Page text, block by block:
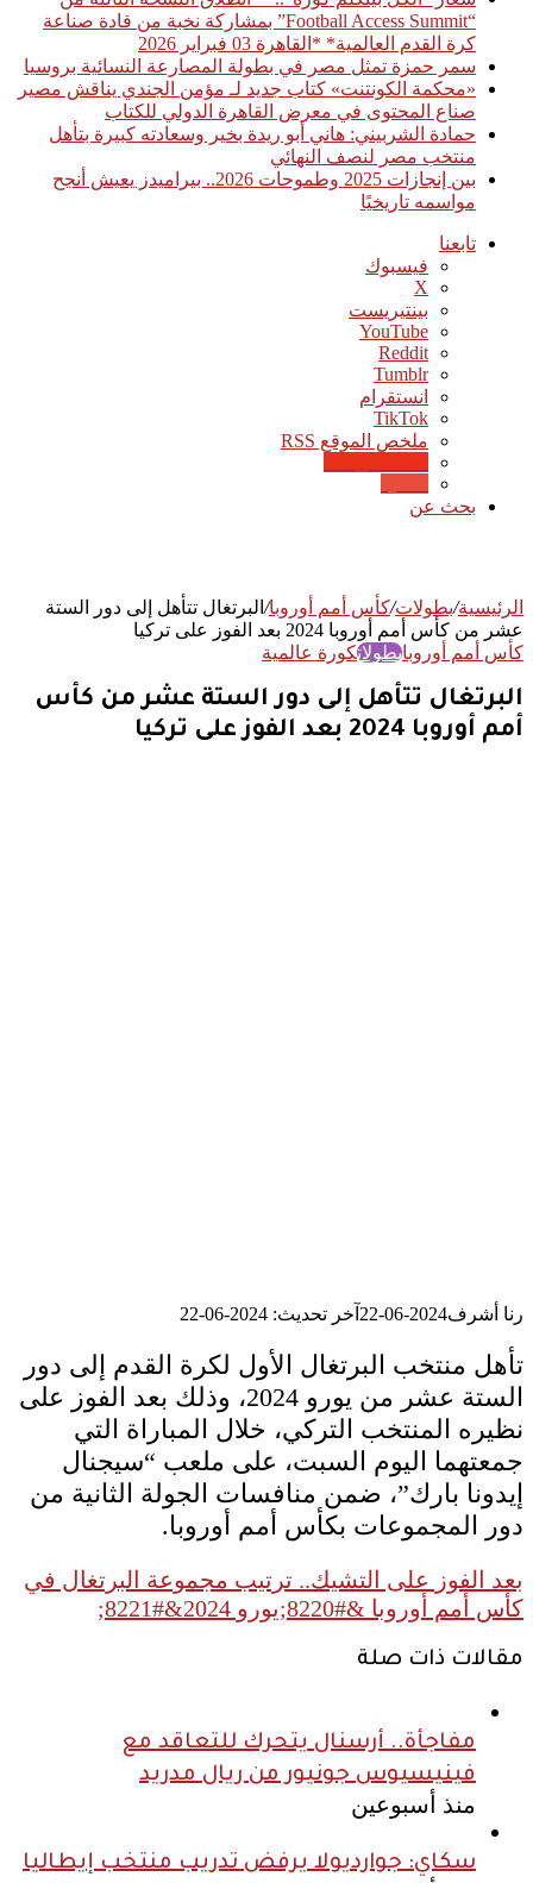
“Football Access Summit” بمشاركة نخبة من قادة صناعة
كرة القدم العالمية* *القاهرة 03 فبراير 2026
سمر حمزة تمثل مصر في بطولة المصارعة النسائية بروسيا
«محكمة الكونتنت» كتاب جديد لـ مؤمن الجندي يناقش مصير
صناع المحتوى في معرض القاهرة الدولي للكتاب
حمادة الشربيني: هاني أبو ريدة بخير وسعادته كبيرة بتأهل
منتخب مصر لنصف النهائي
بين إنجازات 2025 وطموحات 2026.. بيراميدز يعيش أنجح
مواسمه تاريخيًا
تابعنا
فيسبوك
‫X
بينتيريست
‫YouTube
انستقرام
‫TikTok
ملخص الموقع RSS
بحث عن
الرئيسية/بطولات/كأس أمم أوروبا/ البرتغال تتأهل إلى دور الستة
عشر من كأس أمم أوروبا 2024 بعد الفوز على تركيا
كأس أمم أوروبابطولاتكورة عالمية
البرتغال تتأهل إلى دور الستة عشر من كأس
أمم أوروبا 2024 بعد الفوز على تركيا
رنا أشرف2024-06-22 آخر تحديث: 2024-06-22
تأهل منتخب البرتغال الأول لكرة القدم إلى دور
الستة عشر من يورو 2024، وذلك بعد الفوز على
نظيره المنتخب التركي، خلال المباراة التي
جمعتهما اليوم السبت، على ملعب “سيجنال
إيدونا بارك”، ضمن منافسات الجولة الثانية من
دور المجموعات بكأس أمم أوروبا.
بعد الفوز على التشيك.. ترتيب مجموعة البرتغال في
كأس أمم أوروبا &#8220;يورو 2024&#8221;
مقالات ذات صلة
مفاجأة.. أرسنال يتحرك للتعاقد مع
فينيسيوس جونيور من ريال مدريد
منذ أسبوعين
سكاي: جوارديولا يرفض تدريب منتخب إيطاليا